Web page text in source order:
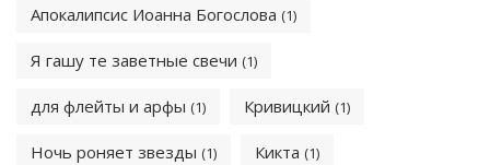
Апокалипсис Иоанна Богослова (1)
Я гашу те заветные свечи (1)
для флейты и арфы (1) Кривицкий (1)
Ночь роняет звезды (1) Кикта (1)